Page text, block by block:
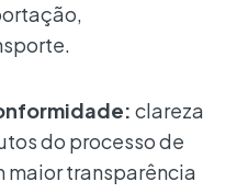
clareza
do processo de
maior transparência